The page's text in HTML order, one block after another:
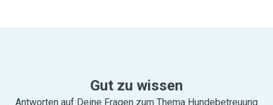
Gut zu wissen
Antworten auf Deine Fragen zum Thema Hundebetreuung